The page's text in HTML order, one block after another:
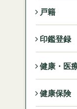
戸籍
印鑑登録
健康・医
健康保険